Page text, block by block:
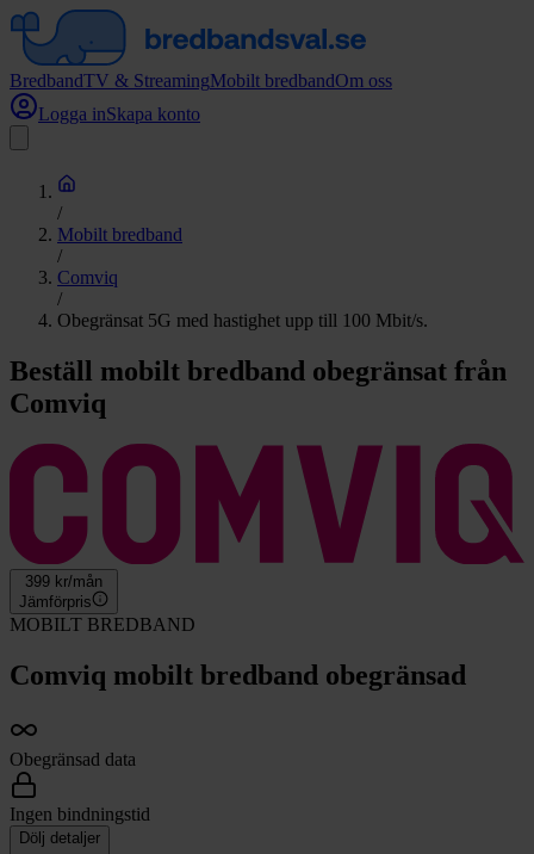
BredbandTV & StreamingMobilt bredbandOm oss
Logga inSkapa konto
/
Mobilt bredband
/
Comviq
/
Obegränsat 5G med hastighet upp till 100 Mbit/s.
Beställ mobilt bredband obegränsat från
Comviq
399 kr/mån
Jämförpris
MOBILT BREDBAND
Comviq mobilt bredband obegränsad
Obegränsad data
Ingen bindningstid
Dölj detaljer